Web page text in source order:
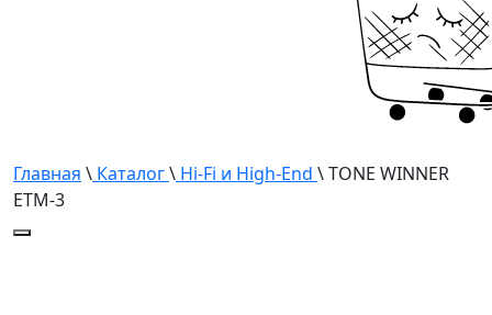
Главная \ Каталог\ Hi-Fi и High-End \ TONE WINNER
ETM-3